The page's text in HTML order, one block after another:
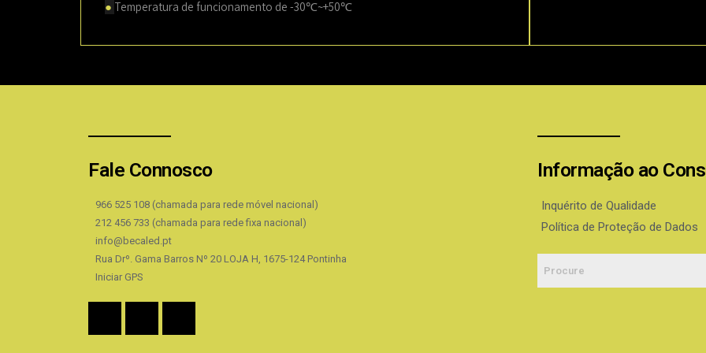
● Temperatura de funcionamento de -30℃~+50℃
Fale Connosco
966 525 108 (chamada para rede móvel nacional)
212 456 733 (chamada para rede fixa nacional)
info@becaled.pt
Rua Drº. Gama Barros Nº 20 LOJA H, 1675-124 Pontinha
Iniciar GPS
Informação ao
Inquérito de Qualidade
Política de Proteção de Dados